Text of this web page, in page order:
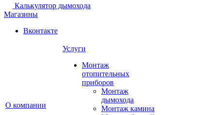
Калькулятор дымохода
Магазины
Вконтакте
О компании
Услуги
Монтаж
отопительных
приборов
Монтаж
дымохода
Монтаж камина